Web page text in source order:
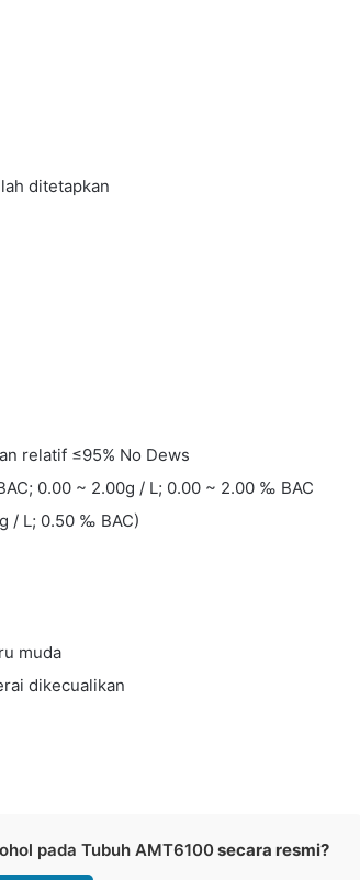
ditetapkan
relatif ≤95% No Dews
0.00 ~ 2.00g / L; 0.00 ~ 2.00 ‰ BAC
/ L; 0.50 ‰ BAC)
muda
dikecualikan
pada Tubuh AMT6100secara resmi?